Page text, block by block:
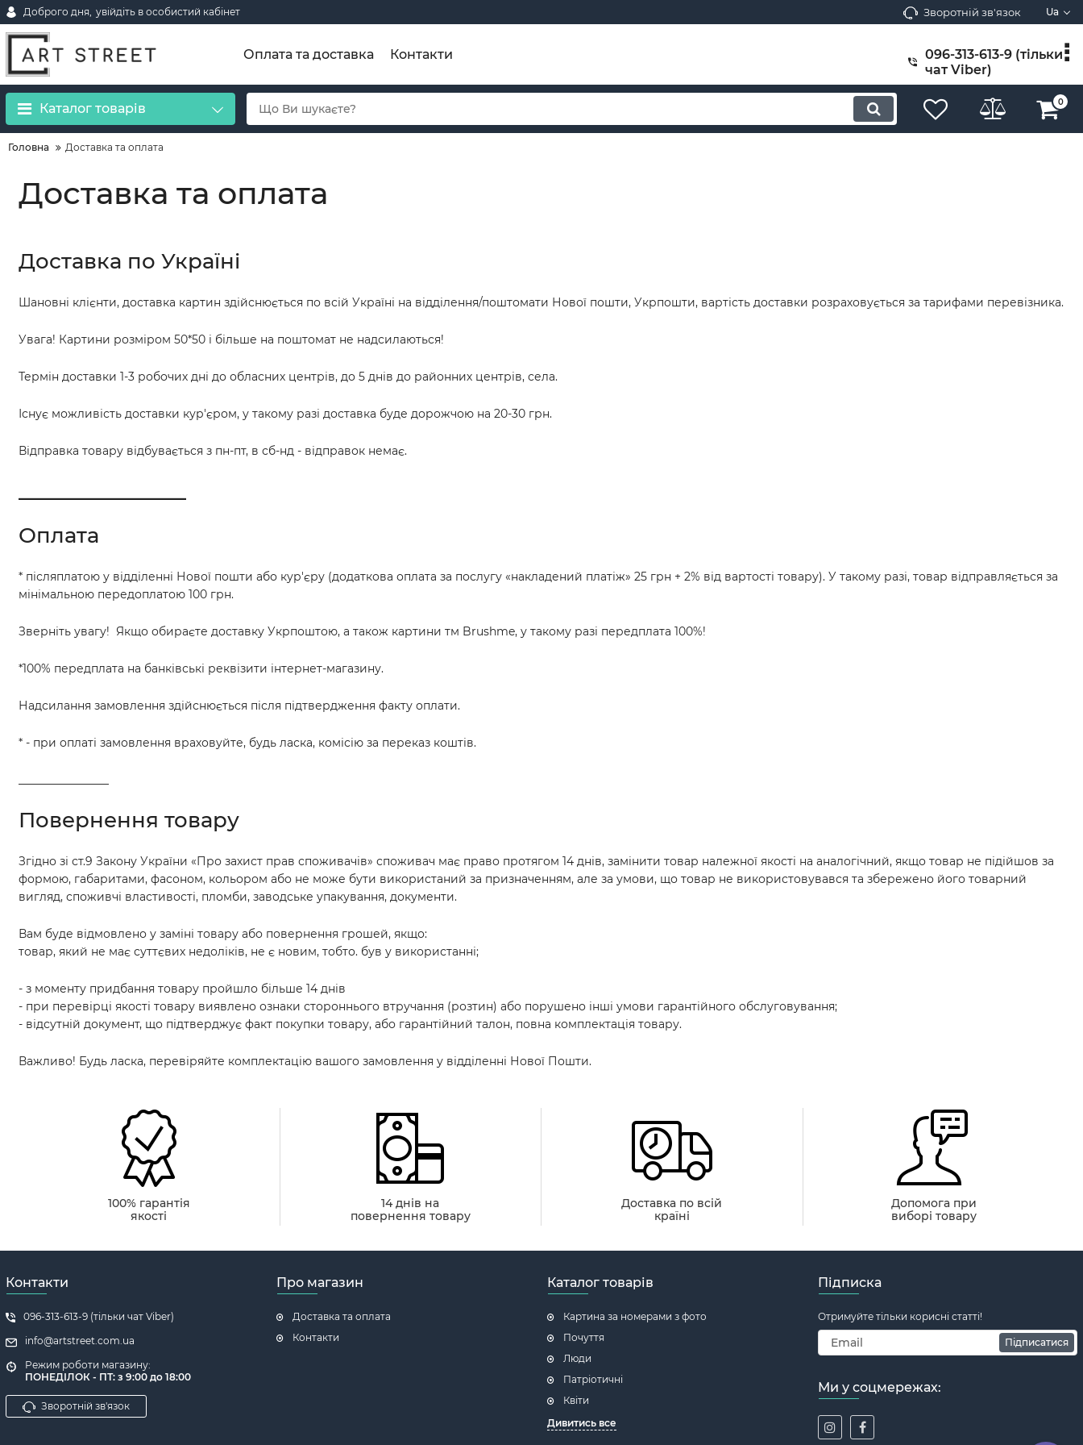
Доброго дня, увійдіть в особистий кабінет Зворотній зв'язок Ua
Оплата та доставка Контакти
096-313-613-9 (тільки
чат Viber)
Каталог товарів 0
Головна Доставка та оплата
Доставка та оплата
Доставка по Україні
Шановні клієнти, доставка картин здійснюється по всій Україні на відділення/поштомати Нової пошти, Укрпошти, вартість доставки розраховується за тарифами перевізника.
Увага! Картини розміром 50*50 і більше на поштомат не надсилаються!
Термін доставки 1-3 робочих дні до обласних центрів, до 5 днів до районних центрів, села.
Існує можливість доставки кур'єром, у такому разі доставка буде дорожчою на 20-30 грн.
Відправка товару відбувається з пн-пт, в сб-нд - відправок немає.
________________
Оплата
* післяплатою у відділенні Нової пошти або кур'єру (додаткова оплата за послугу «накладений платіж» 25 грн + 2% від вартості товару). У такому разі, товар відправляється за
мінімальною передоплатою 100 грн.
Зверніть увагу! Якщо обираєте доставку Укрпоштою, а також картини тм Brushme, у такому разі передплата 100%!
*100% передплата на банківські реквізити інтернет-магазину.
Надсилання замовлення здійснюється після підтвердження факту оплати.
* - при оплаті замовлення враховуйте, будь ласка, комісію за переказ коштів.
Повернення товару
Згідно зі ст.9 Закону України «Про захист прав споживачів» споживач має право протягом 14 днів, замінити товар належної якості на аналогічний, якщо товар не підійшов за
формою, габаритами, фасоном, кольором або не може бути використаний за призначенням, але за умови, що товар не використовувався та збережено його товарний
вигляд, споживчі властивості, пломби, заводське упакування, документи.
Вам буде відмовлено у заміні товару або повернення грошей, якщо:
товар, який не має суттєвих недоліків, не є новим, тобто. був у використанні;
- з моменту придбання товару пройшло більше 14 днів
- при перевірці якості товару виявлено ознаки стороннього втручання (розтин) або порушено інші умови гарантійного обслуговування;
- відсутній документ, що підтверджує факт покупки товару, або гарантійний талон, повна комплектація товару.
Важливо! Будь ласка, перевіряйте комплектацію вашого замовлення у відділенні Нової Пошти.
100% гарантія
якості
14 днів на
повернення товару
Доставка по всій
країні
Допомога при
виборі товару
Контакти
096-313-613-9 (тільки чат Viber)
info@artstreet.com.ua
Режим роботи магазину:
ПОНЕДІЛОК - ПТ: з 9:00 до 18:00
Зворотній зв'язок
Про магазин
Доставка та оплата
Контакти
Каталог товарів
Картина за номерами з фото
Почуття
Люди
Патріотичні
Квіти
Дивитись все
Підписка
Отримуйте тільки корисні статті!
Підписатися
Ми у соцмережах: